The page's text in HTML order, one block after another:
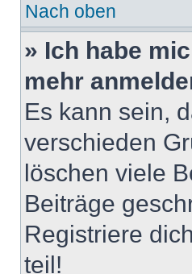
Nach oben
» Ich habe
mehr
Es kann sein,
verschieden
löschen viele
Beiträge
Registriere
teil!